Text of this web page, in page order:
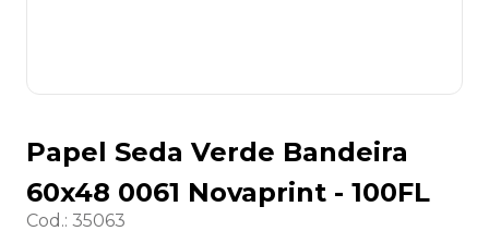
Papel Seda Verde Bandeira
60x48 0061 Novaprint - 100FL
Cod.: 35063